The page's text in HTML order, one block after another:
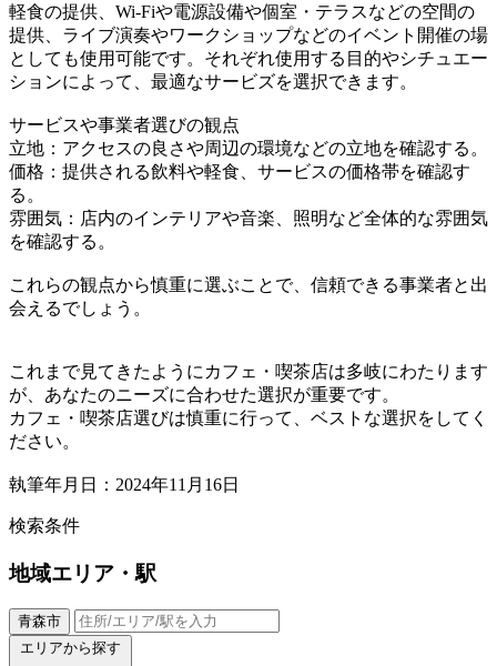
軽食の提供、Wi-Fiや電源設備や個室・テラスなどの空間の
提供、ライブ演奏やワークショップなどのイベント開催の場
としても使用可能です。それぞれ使用する目的やシチュエー
ションによって、最適なサービズを選択できます。
サービスや事業者選びの観点
立地：アクセスの良さや周辺の環境などの立地を確認する。
価格：提供される飲料や軽食、サービスの価格帯を確認す
る。
雰囲気：店内のインテリアや音楽、照明など全体的な雰囲気
を確認する。
これらの観点から慎重に選ぶことで、信頼できる事業者と出
会えるでしょう。
これまで見てきたようにカフェ・喫茶店は多岐にわたります
が、あなたのニーズに合わせた選択が重要です。
カフェ・喫茶店選びは慎重に行って、ベストな選択をしてく
ださい。
執筆年月日：2024年11月16日
検索条件
地域エリア・駅
青森市
エリアから探す